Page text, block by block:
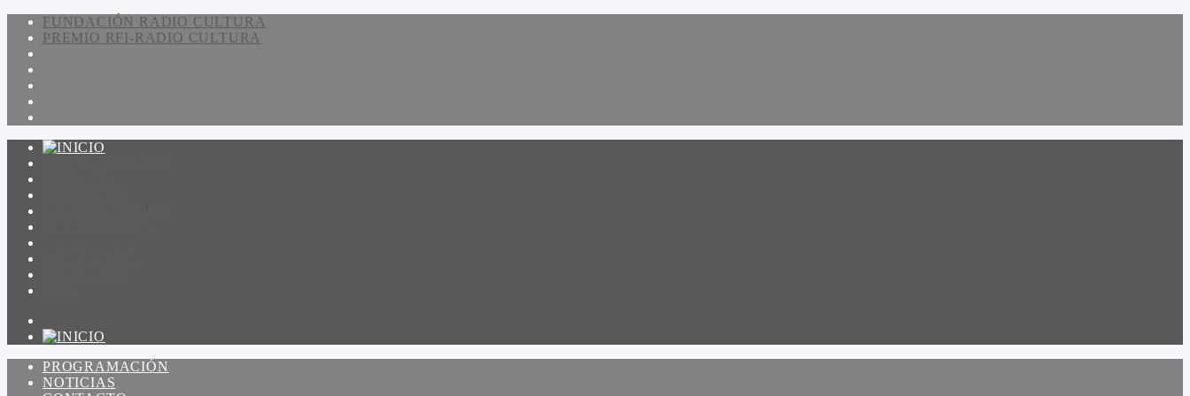
FUNDACIÓN RADIO CULTURA
PREMIO RFI-RADIO CULTURA
PROGRAMACIÓN
NOTICIAS